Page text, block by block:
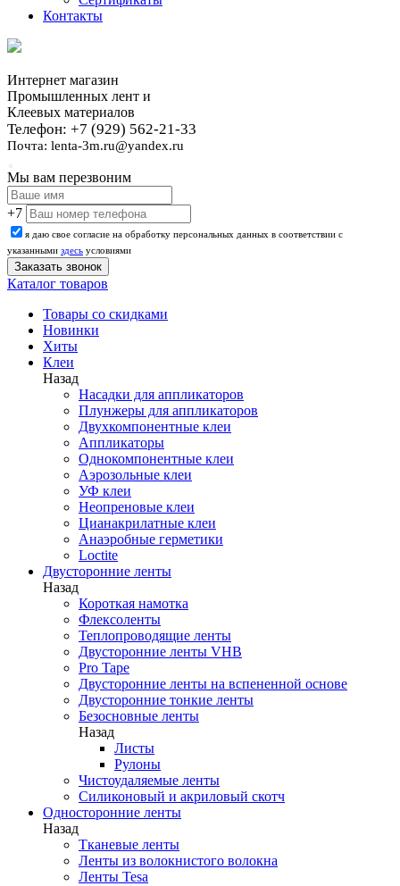
Контакты
Интернет магазин
Промышленных лент и
Клеевых материалов
Телефон: +7 (929) 562-21-33
Почта: lenta-3m.ru@yandex.ru
Мы вам перезвоним
+7
я даю свое согласие на обработку персональных данных в соответствии с
указанными здесь условиями
Каталог товаров
Товары со скидками
Новинки
Хиты
Клеи
Назад
Насадки для аппликаторов
Плунжеры для аппликаторов
Двухкомпонентные клеи
Аппликаторы
Однокомпонентные клеи
Аэрозольные клеи
УФ клеи
Неопреновые клеи
Цианакрилатные клеи
Анаэробные герметики
Loctite
Двусторонние ленты
Назад
Короткая намотка
Флексоленты
Теплопроводящие ленты
Двусторонние ленты VHB
Pro Tape
Двусторонние ленты на вспененной основе
Двусторонние тонкие ленты
Безосновные ленты
Назад
Листы
Рулоны
Чистоудаляемые ленты
Силиконовый и акриловый скотч
Односторонние ленты
Назад
Тканевые ленты
Ленты из волокнистого волокна
Ленты Tesa